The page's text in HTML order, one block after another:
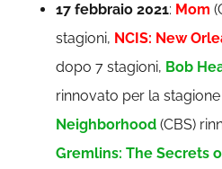
17 febbraio 2021: Mom
stagioni, NCIS: New
dopo 7 stagioni, Bob
rinnovato per la
Neighborhood (CBS)
Gremlins: The Secrets